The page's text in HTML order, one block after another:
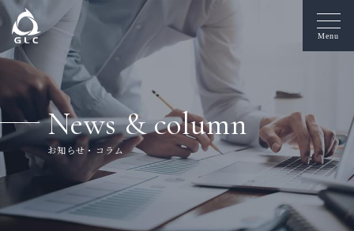
Menu
News & column
お知らせ・コラム